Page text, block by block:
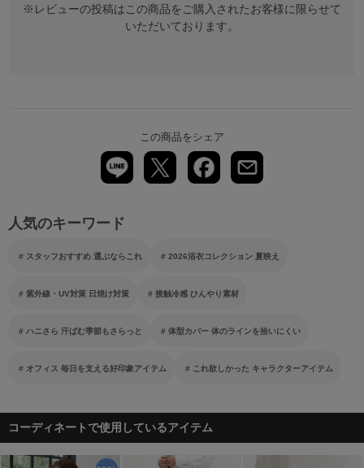
※レビューの投稿はこの商品をご購入されたお客様に限らせて
いただいております。
この商品をシェア
人気のキーワード
スタッフおすすめ 選ぶならこれ 2026浴衣コレクション 夏映え
紫外線・UV対策 日焼け対策 接触冷感 ひんやり素材
ハニさら 汗ばむ季節もさらっと 体型カバー 体のラインを拾いにくい
オフィス 毎日を支える好印象アイテム これ欲しかった キャラクターアイテム
コーディネートで使用しているアイテム